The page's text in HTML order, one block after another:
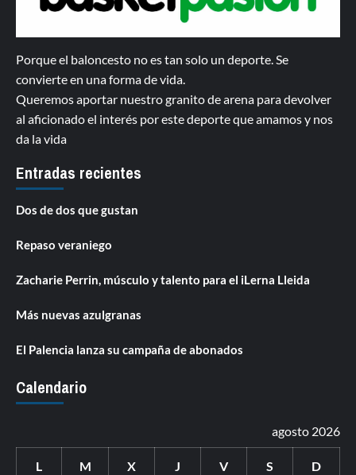
Porque el baloncesto no es tan solo un deporte. Se
convierte en una forma de vida.
Queremos aportar nuestro granito de arena para devolver
al aficionado el interés por este deporte que amamos y nos
da la vida
Entradas recientes
Dos de dos que gustan
Repaso veraniego
Zacharie Perrin, músculo y talento para el iLerna Lleida
Más nuevas azulgranas
El Palencia lanza su campaña de abonados
Calendario
agosto 2026
L M X J V S D